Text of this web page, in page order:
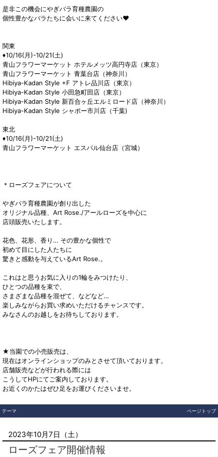
是非この機会にやぎバラ育種農園の
個性豊かなバラたちに会いに来てください♥
関東
♦︎10/16(月)-10/21(土)
青山フラワーマーケット ホテルメッツ高円寺店（東京）
青山フラワーマーケット 青葉台店（神奈川）
Hibiya-Kadan Style +F アトレ品川店（東京）
Hibiya-Kadan Style 小田急町田店（東京）
Hibiya-Kadan Style 新百合ヶ丘エルミロード店（神奈川）
Hibiya-Kadan Style シャポー市川店（千葉)
東北
♦︎10/16(月)-10/21(土)
青山フラワーマーケット エスパル仙台店（宮城）
＊ローズフェアについて
やぎバラ育種農園が創り出した
オリジナル品種、Art Rose./アールローズを中心に
店頭販売いたします。
花色、花形、香り… その豊かな個性で
初めて目にした人たちに
驚きと感動を与えているArt Rose.。
これはと思うお気に入りの1輪をみつけたり、
ひとつの品種を束で、
さまざまな品種を混ぜて、などなど…
楽しみながらお買い求めいただけるチャンスです。
みなさんのお越しをお待ちしております。
★当園での小売販売は、
現在はオンラインショップのみとさせて頂いております。
店舗販売などが行われる際には
こうしてHPにてご案内しております。
お近くのかたはぜひ足をお運びくださいませ。
テーマ ページトップ
2023年10月7日（土）
ローズフェア開催情報